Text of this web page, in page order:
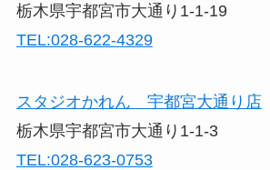
栃木県宇都宮市大通り1-1-19
TEL:028-622-4329
スタジオかれん 宇都宮大通り店
栃木県宇都宮市大通り1-1-3
TEL:028-623-0753